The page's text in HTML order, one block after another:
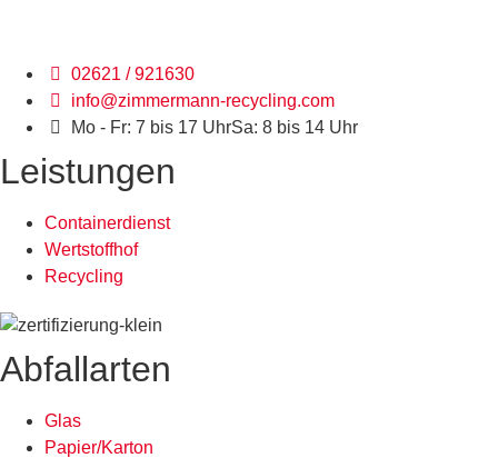
02621 / 921630
info@zimmermann-recycling.com
Mo - Fr: 7 bis 17 UhrSa: 8 bis 14 Uhr
Leistungen
Containerdienst
Wertstoffhof
Recycling
Abfallarten
Glas
Papier/Karton